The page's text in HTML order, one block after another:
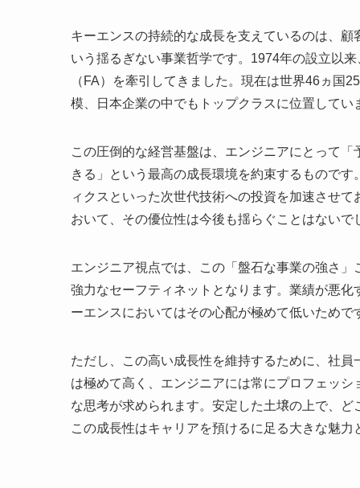
キーエンスの持続的な成長を支えているのは、
いう揺るぎない事業哲学です。1974年の設立以
（FA）を牽引してきました。現在は世界46ヵ国
模、日本企業の中でもトップクラスに位置してい
この圧倒的な経営基盤は、エンジニアにとって
きる」という最高の成長環境を約束するもので
ィクスといった次世代技術への投資を加速させ
おいて、その優位性は今後も揺らぐことはないで
エンジニア視点では、この「盤石な事業の強さ
強力なセーフティネットとなります。業績が悪
ーエンスにおいてはその心配が極めて低いためで
ただし、この高い成長性を維持するために、社
は極めて高く、エンジニアには常にプロフェッ
な思考が求められます。安定した土壌の上で、
この成長性はキャリアを預けるに足る大きな魅力